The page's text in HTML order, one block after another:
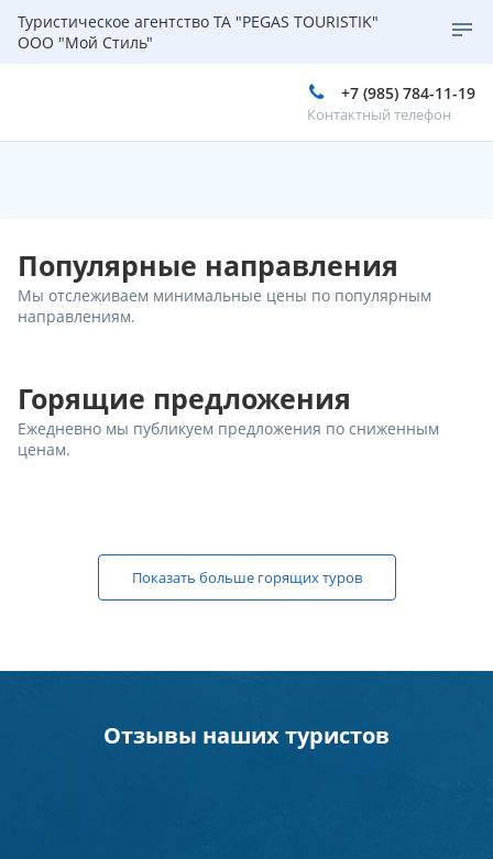
Туристическое агентство ТА "PEGAS TOURISTIK"
ООО "Мой Стиль"
+7 (985) 784-11-19
Контактный телефон
Популярные направления
Мы отслеживаем минимальные цены по популярным
направлениям.
Горящие предложения
Ежедневно мы публикуем предложения по сниженным
ценам.
Показать больше горящих туров
Отзывы наших туристов